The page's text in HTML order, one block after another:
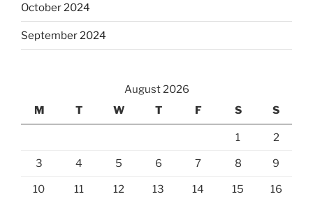
October 2024
September 2024
August 2026
M
T W T F S S
1 2
3 4 5 6 7 8 9
10 11 12 13 14 15 16